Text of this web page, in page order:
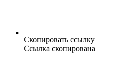
Скопировать ссылку
Ссылка скопирована